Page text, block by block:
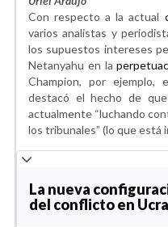
Con respecto a la actual
varios analistas y
los supuestos intereses
Netanyahu en la
Champion, por ejemplo,
destacó el hecho de
actualmente “luchando
los tribunales” (lo que está
La nueva
del conflicto en